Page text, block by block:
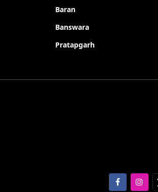
Baran
Banswara
Pratapgarh